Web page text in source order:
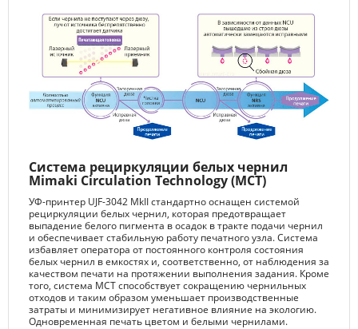
Система рециркуляции белых чернил
Mimaki Circulation Technology (MCT)
УФ-принтер UJF-3042 MkII стандартно оснащен системой
рециркуляции белых чернил, которая предотвращает
выпадение белого пигмента в осадок в тракте подачи чернил
и обеспечивает стабильную работу печатного узла. Система
избавляет оператора от постоянного контроля состояния
белых чернил в емкостях и, соответственно, от наблюдения за
качеством печати на протяжении выполнения задания. Кроме
того, система MCT способствует сокращению чернильных
отходов и таким образом уменьшает производственные
затраты и минимизирует негативное влияние на экологию.
Одновременная печать цветом и белыми чернилами.